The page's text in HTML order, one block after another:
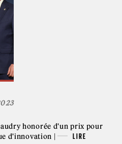
honorée d'un prix pour
d'innovation |
LIRE